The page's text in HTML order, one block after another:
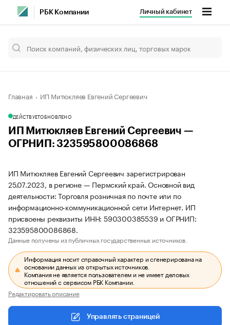
РБК Компании Личный кабинет
Главная ИП Митюкляев Евгений Сергеевич
ДЕЙСТВУЕТОБНОВЛЕНО
ИП Митюкляев Евгений Сергеевич —
ОГРНИП: 323595800086868
ИП Митюкляев Евгений Сергеевич зарегистрирован
25.07.2023, в регионе — Пермский край. Основной вид
деятельности: Торговля розничная по почте или по
информационно-коммуникационной сети Интернет. ИП
присвоены реквизиты ИНН: 590300385539 и ОГРНИП:
323595800086868.
Данные получены из публичных государственных источников.
Информация носит справочный характер и сгенерирована на
основании данных из открытых источников.
Компания не является пользователем и не имеет деловых
отношений с сервисом РБК Компании.
Редактировать описание
Управлять страницей